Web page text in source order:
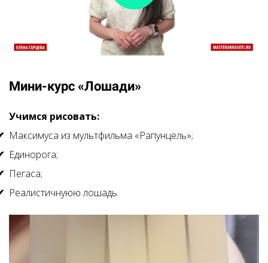
Мини-курс «Лошади»
Учимся рисовать:
Максимуса из мультфильма «Рапунцель»;
Единорога;
Пегаса;
Реалистичнуюю лошадь.